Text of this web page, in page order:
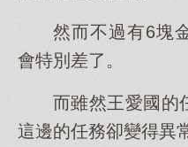
然而不過有6塊
會特別差了。
而雖然王愛國的
這邊的任務卻變得異